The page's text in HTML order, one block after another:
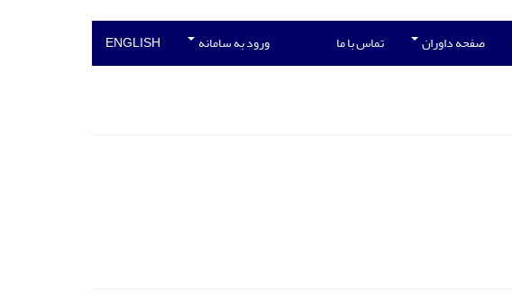
صفحه داوران تماس با ما ورود به سامانه ENGLISH